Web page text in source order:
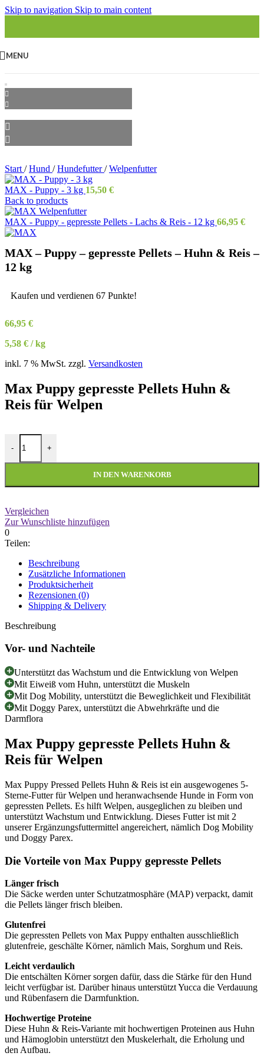
Skip to navigation Skip to main content
MENU
Start / Hund / Hundefutter/ Welpenfutter
MAX - Puppy - 3 kg 15,50 €
Back to products
MAX - Puppy - gepresste Pellets - Lachs & Reis - 12 kg 66,95 €
MAX – Puppy – gepresste Pellets – Huhn & Reis –
12 kg
Kaufen und verdienen 67 Punkte!
66,95 €
5,58 € /kg
inkl. 7 % MwSt. zzgl. Versandkosten
Max Puppy gepresste Pellets Huhn &
Reis für Welpen
-
MAX - Puppy - gepresste Pellets - Huhn & Reis - 12 kg Menge
+
IN DEN WARENKORB
Vergleichen
Zur Wunschliste hinzufügen
0
Teilen:
Beschreibung
Zusätzliche Informationen
Produktsicherheit
Rezensionen (0)
Shipping & Delivery
Beschreibung
Vor- und Nachteile
Unterstützt das Wachstum und die Entwicklung von Welpen
Mit Eiweiß vom Huhn, unterstützt die Muskeln
Mit Dog Mobility, unterstützt die Beweglichkeit und Flexibilität
Mit Doggy Parex, unterstützt die Abwehrkräfte und die
Darmflora
Max Puppy gepresste Pellets Huhn &
Reis für Welpen
Max Puppy Pressed Pellets Huhn & Reis ist ein ausgewogenes 5-
Sterne-Futter für Welpen und heranwachsende Hunde in Form von
gepressten Pellets. Es hilft Welpen, ausgeglichen zu bleiben und
unterstützt Wachstum und Entwicklung. Dieses Futter ist mit 2
unserer Ergänzungsfuttermittel angereichert, nämlich Dog Mobility
und Doggy Parex.
Die Vorteile von Max Puppy gepresste Pellets
Länger frisch
Die Säcke werden unter Schutzatmosphäre (MAP) verpackt, damit
die Pellets länger frisch bleiben.
Glutenfrei
Die gepressten Pellets von Max Puppy enthalten ausschließlich
glutenfreie, geschälte Körner, nämlich Mais, Sorghum und Reis.
Leicht verdaulich
Die entschälten Körner sorgen dafür, dass die Stärke für den Hund
leicht verfügbar ist. Darüber hinaus unterstützt Yucca die Verdauung
und Rübenfasern die Darmfunktion.
Hochwertige Proteine
Diese Huhn & Reis-Variante mit hochwertigen Proteinen aus Huhn
und Hämoglobin unterstützt den Muskelerhalt, die Erholung und
den Aufbau.